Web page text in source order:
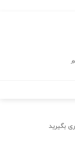
بگیرید